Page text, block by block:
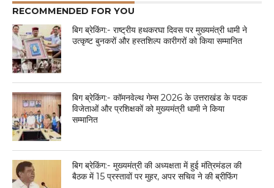
RECOMMENDED FOR YOU
बिग ब्रेकिंग:- राष्ट्रीय हथकरघा दिवस पर मुख्यमंत्री धामी ने
उत्कृष्ट बुनकरों और हस्तशिल्प कारीगरों को किया सम्मानित
बिग ब्रेकिंग:- कॉमनवेल्थ गेम्स 2026 के उत्तराखंड के पदक
विजेताओं और प्रशिक्षकों को मुख्यमंत्री धामी ने किया
सम्मानित
बिग ब्रेकिंग:- मुख्यमंत्री की अध्यक्षता में हुई मंत्रिमंडल की
बैठक में 15 प्रस्तावों पर मुहर, अपर सचिव ने की ब्रीफिंग